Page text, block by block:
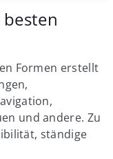
Formen erstellt
und andere. Zu
ständige